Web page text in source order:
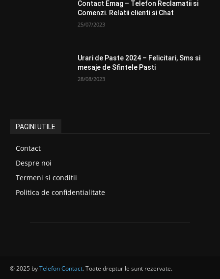
Contact Emag – Telefon Reclamatii si
Comenzi. Relatii clienti si Chat
25/07/2023
Urari de Paste 2024 – Felicitari, Sms si
mesaje de Sfintele Pasti
28/08/2023
PAGINI UTILE
Contact
Despre noi
Termeni si conditii
Politica de confidentialitate
© 2025 byTelefon Contact. Toate drepturile sunt rezervate.